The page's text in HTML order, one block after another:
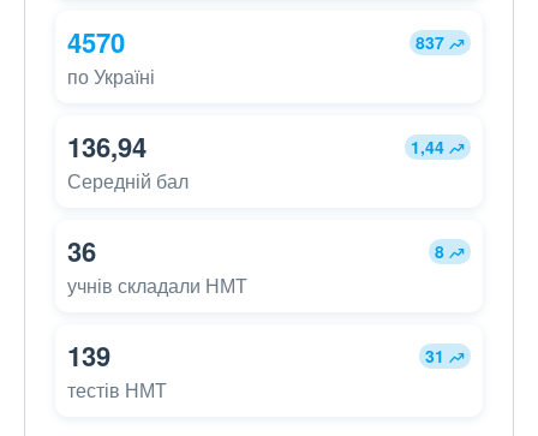
4570 837
по Україні
136,94 1,44
Середній бал
36 8
учнів складали НМТ
139 31
тестів НМТ